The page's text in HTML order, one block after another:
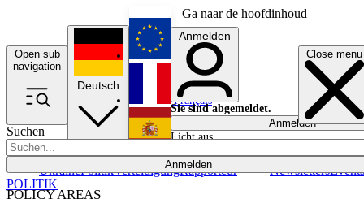
Ga naar de hoofdinhoud
Open sub
navigation
Close menu
Suchen
Anmelden
POLICY AREAS
UkrainePolitikVerteidigungRapporteur NewslettersEvents
Deutsch
English
Français
Anmelden
Sie sind abgemeldet.
Anmelden
Licht aus
POLITIK